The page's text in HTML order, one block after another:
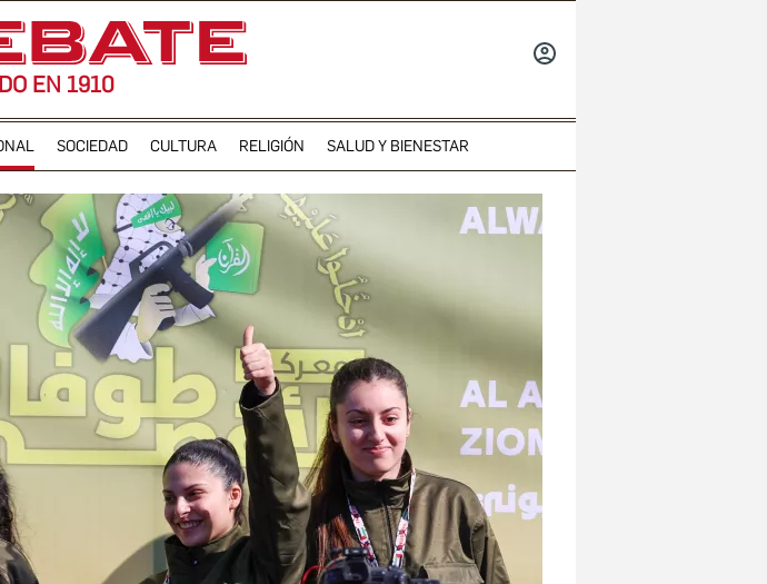
EN 1910
SOCIEDAD CULTURA RELIGIÓN SALUD Y BIENESTAR